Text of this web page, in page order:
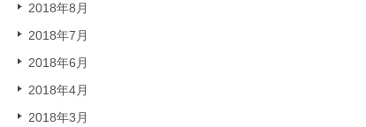
2018年8月
2018年7月
2018年6月
2018年4月
2018年3月